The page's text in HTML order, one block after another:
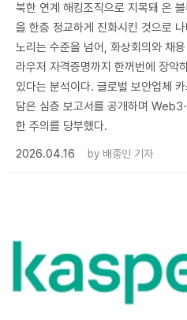
북한 연계 해킹조직으로 지목돼 온
을 한층 정교하게 진화시킨 것으로
노리는 수준을 넘어, 화상회의와 채
라우저 자격증명까지 한꺼번에 장악
있다는 분석이다. 글로벌 보안업체
담은 심층 보고서를 공개하며
한 주의를 당부했다.
2026.04.16
by 배종인 기자